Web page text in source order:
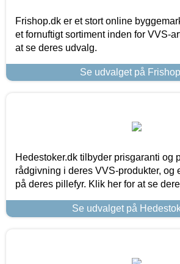
Frishop.dk er et stort online
et fornuftigt sortiment inden for VVS-
at se deres udvalg.
Se udvalget på
Hedestoker.dk tilbyder prisgaranti og
rådgivning i deres VVS-produkter, og
på deres pillefyr. Klik her for at se
Se udvalget på